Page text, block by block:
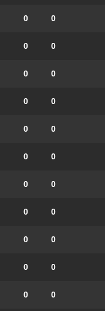
0
0
0
0
0
0
0
0
0
0
0
0
0
0
0
0
0
0
0
0
0
0